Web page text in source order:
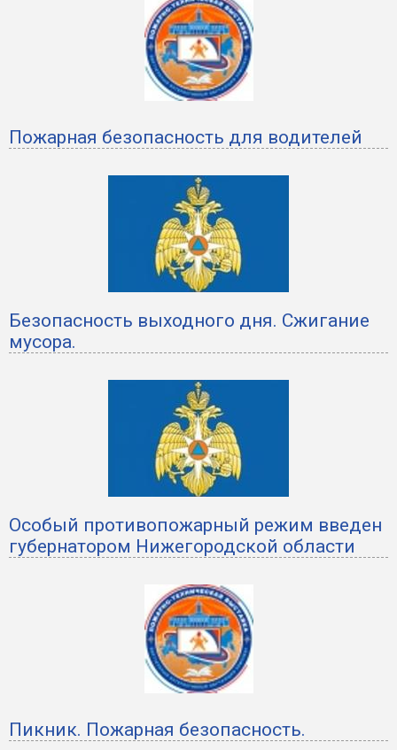
Пожарная безопасность для водителей
Безопасность выходного дня. Сжигание
мусора.
Особый противопожарный режим введен
губернатором Нижегородской области
Пикник. Пожарная безопасность.